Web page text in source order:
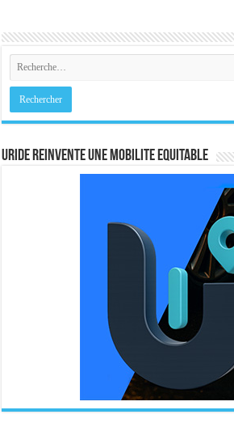
URIDE REINVENTE UNE MOBILITE EQUITABLE